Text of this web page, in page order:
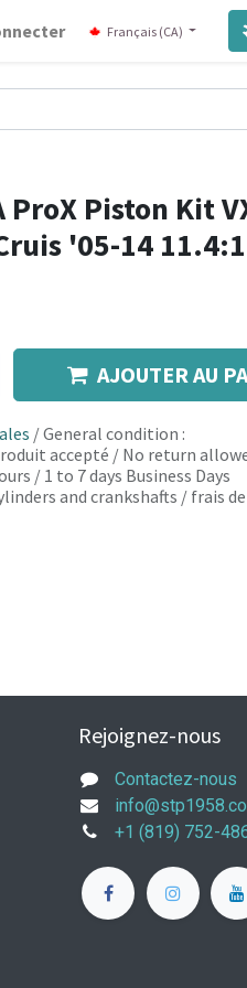
Français (CA)
ProX Piston Kit
'05-14
AJOUTER AU
/ General condition :
accepté / No return
/ 1 to 7 days Business Days
and crankshafts / frais
Rejoignez-nous
Contactez-nous
+1 (819) 752-